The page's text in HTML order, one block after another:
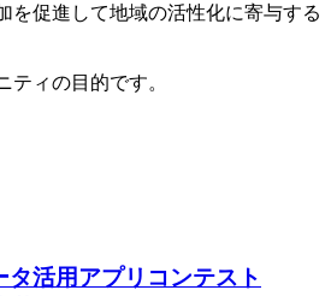
を促進して地域の活性化に寄与する
ティの目的です。
タ活用アプリコンテスト